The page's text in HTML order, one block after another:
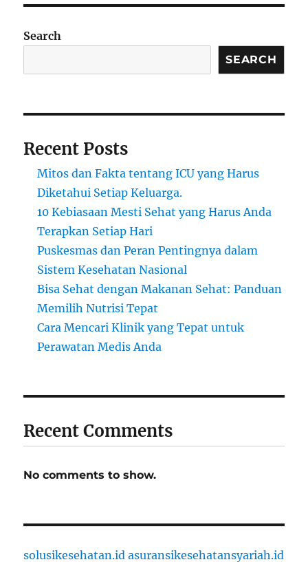
Search
SEARCH
Recent Posts
Mitos dan Fakta tentang ICU yang Harus
Diketahui Setiap Keluarga.
10 Kebiasaan Mesti Sehat yang Harus Anda
Terapkan Setiap Hari
Puskesmas dan Peran Pentingnya dalam
Sistem Kesehatan Nasional
Bisa Sehat dengan Makanan Sehat: Panduan
Memilih Nutrisi Tepat
Cara Mencari Klinik yang Tepat untuk
Perawatan Medis Anda
Recent Comments
No comments to show.
solusikesehatan.id asuransikesehatansyariah.id